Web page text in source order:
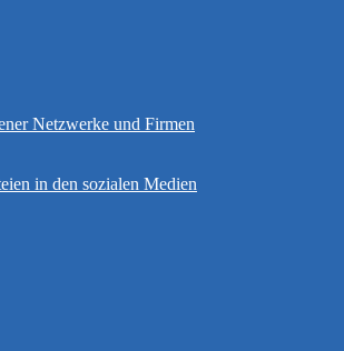
Netzwerke und Firmen
in den sozialen Medien